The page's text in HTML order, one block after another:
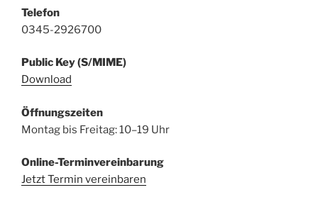
Telefon
0345-2926700
Public Key (S/MIME)
Download
Öffnungszeiten
Montag bis Freitag: 10–19 Uhr
Online-Terminvereinbarung
Jetzt Termin vereinbaren